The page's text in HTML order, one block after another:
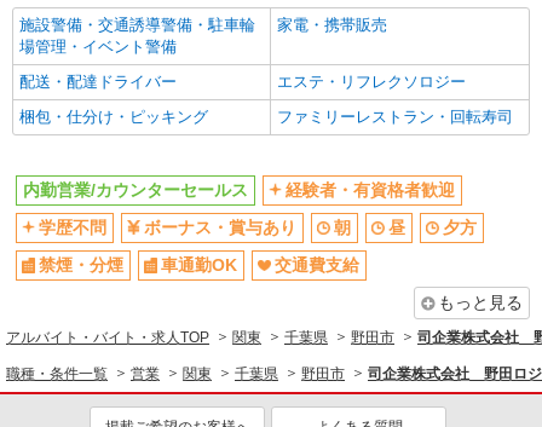
施設警備・交通誘導警備・駐車輪
場管理・イベント警備
家電・携帯販売
配送・配達ドライバー
エステ・リフレクソロジー
梱包・仕分け・ピッキング
ファミリーレストラン・回転寿司
内勤営業/カウンターセールス
経験者・有資格者歓迎
学歴不問
ボーナス・賞与あり 朝 昼
夕方
禁煙・分煙
車通勤OK
交通費支給
もっと見る
アルバイト・バイト・求人TOP 関東 千葉県 野田市 司企業株式会社
職種・条件一覧 営業 関東 千葉県 野田市 司企業株式会社 野田ロ